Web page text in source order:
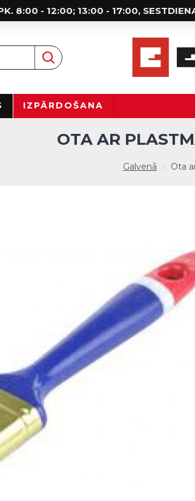
8:00 - 12:00; 13:00 - 17:00,
IZPĀRDOŠANA
Galvenā Ota
OTA AR